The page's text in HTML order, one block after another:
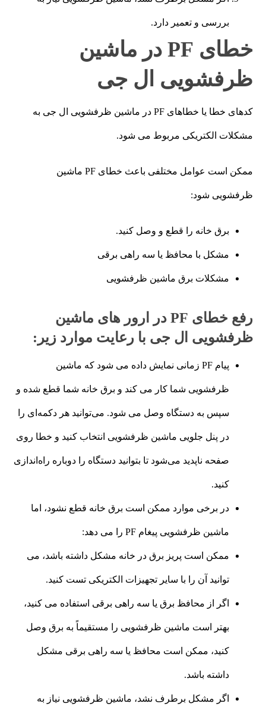
بررسی و تعمیر دارد.
خطای PF در ماشین
ظرفشویی ال جی
کدهای خطا یا خطاهای PF در ماشین ظرفشویی ال جی به
مشکلات الکتریکی مربوط می شود.
ممکن است عوامل مختلفی باعث خطای PF ماشین
ظرفشویی شود:
برق خانه را قطع و وصل کنید.
مشکل با محافظ یا سه راهی برقی
مشکلات برق ماشین ظرفشویی
رفع خطای PF در ارور های ماشین
ظرفشویی ال جی با رعایت موارد زیر:
پیام PF زمانی نمایش داده می شود که ماشین
ظرفشویی شما کار می کند و برق خانه شما قطع شده و
سپس به دستگاه وصل می شود. می‌توانید هر دکمه‌ای را
در پنل جلویی ماشین ظرفشویی انتخاب کنید و خطا روی
صفحه ناپدید می‌شود تا بتوانید دستگاه را دوباره راه‌اندازی
کنید.
در برخی موارد ممکن است برق خانه قطع نشود، اما
ماشین ظرفشویی پیغام PF را می دهد:
ممکن است پریز برق در خانه مشکل داشته باشد، می
توانید آن را با سایر تجهیزات الکتریکی تست کنید.
اگر از محافظ برق یا سه راهی برقی استفاده می کنید،
بهتر است ماشین ظرفشویی را مستقیماً به برق وصل
کنید، ممکن است محافظ یا سه راهی برقی مشکل
داشته باشد.
اگر مشکل برطرف نشد، ماشین ظرفشویی نیاز به